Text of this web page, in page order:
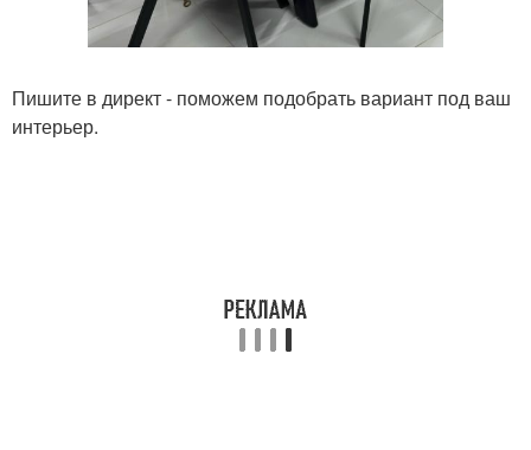
Пишите в директ - поможем подобрать вариант под ваш
интерьер.